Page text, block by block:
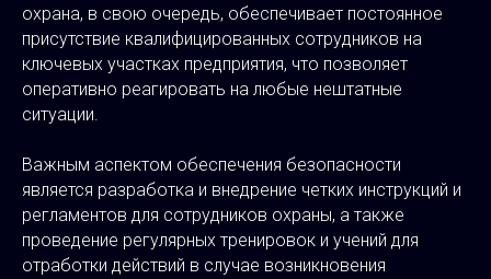
охрана, в свою очередь, обеспечивает постоянное
присутствие квалифицированных сотрудников на
ключевых участках предприятия, что позволяет
оперативно реагировать на любые нештатные
ситуации.
Важным аспектом обеспечения безопасности
является разработка и внедрение четких инструкций и
регламентов для сотрудников охраны, а также
проведение регулярных тренировок и учений для
отработки действий в случае возникновения